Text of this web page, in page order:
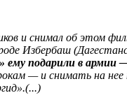
и снимал об этом
Избербаш
ему подарили в армии
— и снимать на